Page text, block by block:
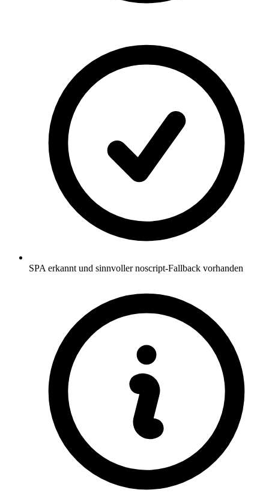
SPA erkannt und sinnvoller noscript-Fallback vorhanden